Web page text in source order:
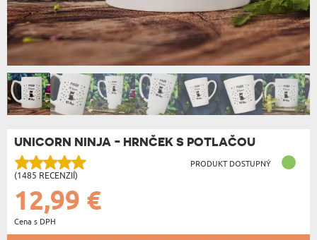
UNICORN NINJA - HRNČEK S POTLAČOU
(1485 RECENZIÍ)
PRODUKT DOSTUPNÝ
12,99 €
Cena s DPH